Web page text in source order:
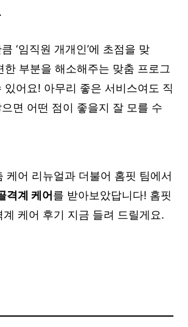
‘임직원 개개인’에 초점을 맞
한 부분을 해소해주는 맞춤 프로그
있어요! 아무리 좋은 서비스여도 직
면 어떤 점이 좋을지 잘 모를 수
케어 리뉴얼과 더불어 홈핏 팀에서
격계 케어 를 받아보았답니다! 홈핏
계 케어 후기 지금 들려 드릴게요.